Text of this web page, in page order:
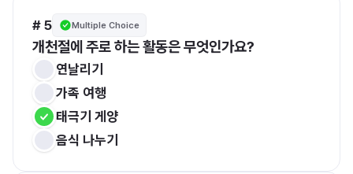
# 5 Multiple Choice
개천절에 주로 하는 활동은 무엇인가요?
연날리기
가족 여행
태극기 게양
음식 나누기